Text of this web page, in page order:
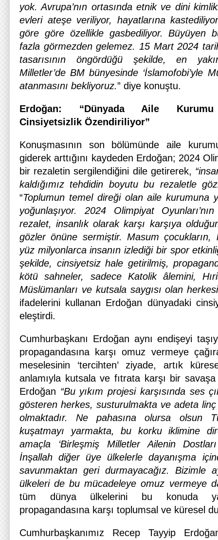
yok. Avrupa’nın ortasında etnik ve dini
evleri ateşe veriliyor, hayatlarına
göre göre özellikle gasbediliyor. Büyüyen
fazla görmezden gelemez. 15 Mart 2024
tasarısının öngördüğü şekilde, en
Milletler’de BM bünyesinde ‘İslamofobi’yle
atanmasını bekliyoruz.” diye konuştu.
Erdoğan: “Dünyada Aile Kurumu
Cinsiyetsizlik Özendiriliyor”
Konuşmasının son bölümünde aile
giderek arttığını kaydeden Erdoğan; 2024
bir rezaletin sergilendiğini dile getirerek,
kaldığımız tehdidin boyutu bu rezaletle
“Toplumun temel direği olan aile kurumuna
yoğunlaşıyor. 2024 Olimpiyat
rezalet, insanlık olarak karşı karşıya
gözler önüne sermiştir. Masum
yüz milyonlarca insanın izlediği bir spor
şekilde, cinsiyetsiz hale getirilmiş,
kötü sahneler, sadece Katolik âlemini,
Müslümanları ve kutsala saygısı olan
ifadelerini kullanan Erdoğan dünyadaki
eleştirdi.
Cumhurbaşkanı Erdoğan aynı endişeyi
propagandasına karşı omuz vermeye
meselesinin ‘tercihten’ ziyade, artık
anlamıyla kutsala ve fıtrata karşı bir
Erdoğan “Bu yıkım projesi karşısında ses
gösteren herkes, susturulmakta ve adeta linç
olmaktadır. Ne pahasına olursa olsun
kuşatmayı yarmakta, bu korku iklimine
amaçla ‘Birleşmiş Milletler Ailenin
İnşallah diğer üye ülkelerle dayanışma
savunmaktan geri durmayacağız. Bizimle
ülkeleri de bu mücadeleye omuz vermeye
tüm dünya ülkelerini bu konuda
propagandasına karşı toplumsal ve küresel
Cumhurbaşkanımız Recep Tayyip